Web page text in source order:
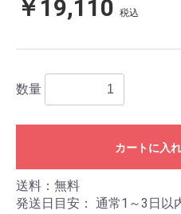
￥19,110 税込
数量
カートに入
送料：無料
発送日目安： 通常1～3日以